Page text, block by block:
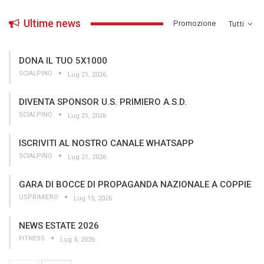
Tutti
Ultime news ­Promozione
DONA IL TUO 5X1000
SCIALPINO Lug 21, 2026
DIVENTA SPONSOR U.S. PRIMIERO A.S.D.
SCIALPINO Lug 21, 2026
ISCRIVITI AL NOSTRO CANALE WHATSAPP
SCIALPINO Lug 21, 2026
GARA DI BOCCE DI PROPAGANDA NAZIONALE A COPPIE
USPRIMIERO Lug 15, 2026
NEWS ESTATE 2026
FITNESS Lug 4, 2026